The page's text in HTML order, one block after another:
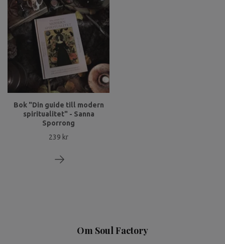
Bok "Din guide till modern
spiritualitet" - Sanna
Sporrong
239 kr
Om Soul Factory